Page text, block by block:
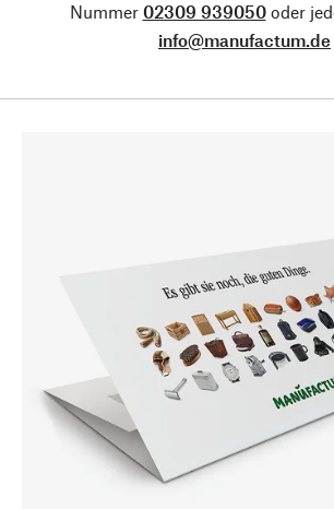
Nummer 02309 939050oder
info@manufactum.de